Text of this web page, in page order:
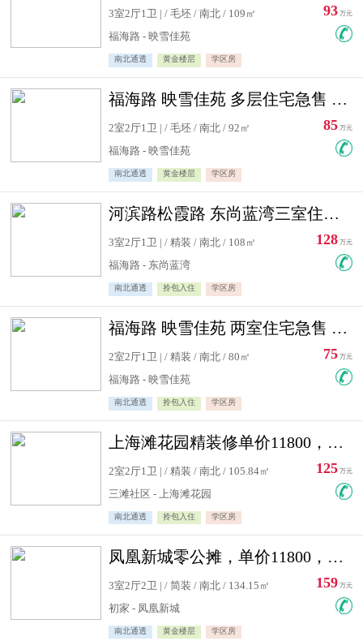
3室2厅1卫 | / 毛坯 / 南北 / 109㎡
福海路 - 映雪佳苑
南北通透 黄金楼层 学区房
93 万元
福海路 映雪佳苑 多层住宅急售 可公积金贷款
2室2厅1卫 | / 毛坯 / 南北 / 92㎡
福海路 - 映雪佳苑
南北通透 黄金楼层 学区房
85 万元
河滨路松霞路 东尚蓝湾三室住宅急售
3室2厅1卫 | / 精装 / 南北 / 108㎡
福海路 - 东尚蓝湾
南北通透 拎包入住 学区房
128 万元
福海路 映雪佳苑 两室住宅急售 可公积金贷款
2室2厅1卫 | / 精装 / 南北 / 80㎡
福海路 - 映雪佳苑
南北通透 拎包入住 学区房
75 万元
上海滩花园精装修单价11800，价格最低的两居室，无敌视野
2室2厅1卫 | / 精装 / 南北 / 105.84㎡
三滩社区 - 上海滩花园
南北通透 拎包入住 学区房
125 万元
凤凰新城零公摊，单价11800，白银楼层，一个车库另算
3室2厅2卫 | / 简装 / 南北 / 134.15㎡
初家 - 凤凰新城
南北通透 黄金楼层 学区房
159 万元